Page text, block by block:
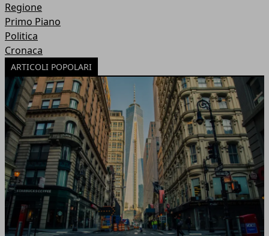
Regione
Primo Piano
Politica
Cronaca
ARTICOLI POPOLARI